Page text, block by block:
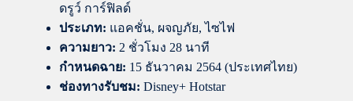
ดรูว์ การ์ฟิลด์
ประเภท: แอคชั่น, ผจญภัย, ไซไฟ
ความยาว: 2 ชั่วโมง 28 นาที
กำหนดฉาย: 15 ธันวาคม 2564 (ประเทศไทย)
ช่องทางรับชม: Disney+ Hotstar